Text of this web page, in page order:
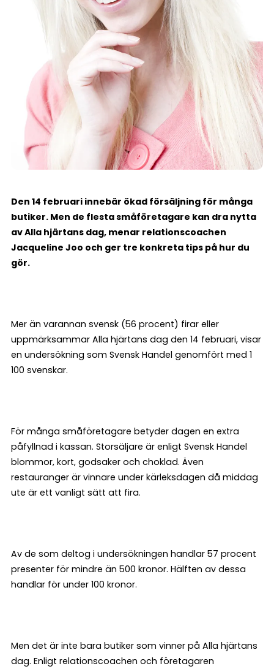
Den 14 februari innebär ökad försäljning för många
butiker. Men de flesta småföretagare kan dra nytta
av Alla hjärtans dag, menar relationscoachen
Jacqueline Joo och ger tre konkreta tips på hur du
gör.
Mer än varannan svensk (56 procent) firar eller
uppmärksammar Alla hjärtans dag den 14 februari, visar
en undersökning som Svensk Handel genomfört med 1
100 svenskar.
För många småföretagare betyder dagen en extra
påfyllnad i kassan. Storsäljare är enligt Svensk Handel
blommor, kort, godsaker och choklad. Även
restauranger är vinnare under kärleksdagen då middag
ute är ett vanligt sätt att fira.
Av de som deltog i undersökningen handlar 57 procent
presenter för mindre än 500 kronor. Hälften av dessa
handlar för under 100 kronor.
Men det är inte bara butiker som vinner på Alla hjärtans
dag. Enligt relationscoachen och företagaren